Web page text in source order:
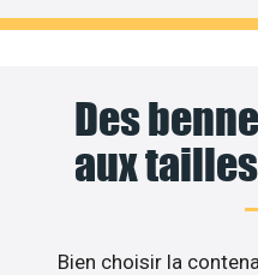
Des
aux
Bien choisir la